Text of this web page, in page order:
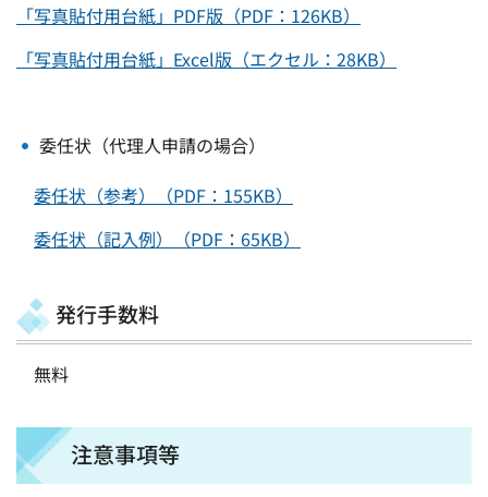
「写真貼付用台紙」PDF版（PDF：126KB）
「写真貼付用台紙」Excel版（エクセル：28KB）
委任状（代理人申請の場合）
委任状（参考）（PDF：155KB）
委任状（記入例）（PDF：65KB）
発行手数料
無料
注意事項等